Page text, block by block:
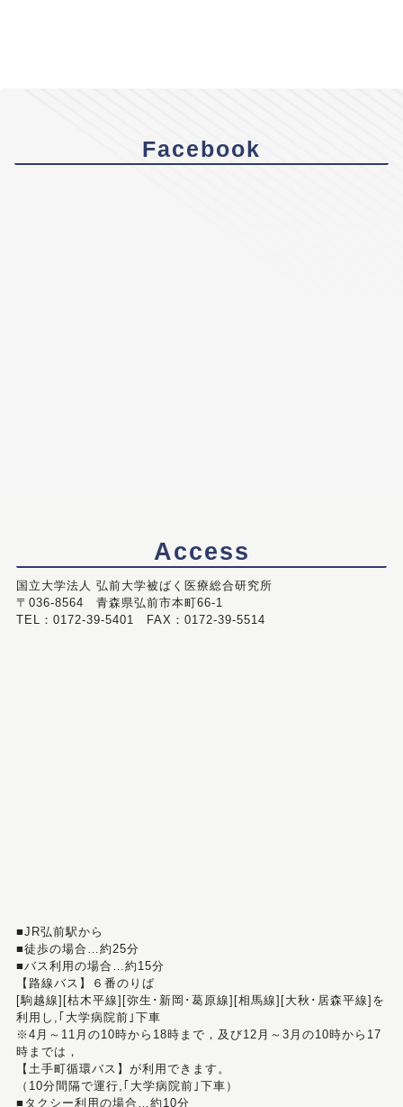
Facebook
Access
国立大学法人 弘前大学被ばく医療総合研究所
〒036-8564 青森県弘前市本町66-1
TEL：0172-39-5401 FAX：0172-39-5514
■JR弘前駅から
■徒歩の場合…約25分
■バス利用の場合…約15分
【路線バス】６番のりば
[駒越線][枯木平線][弥生･新岡･葛原線][相馬線][大秋･居森平線]を
利用し,｢大学病院前｣下車
※4月～11月の10時から18時まで，及び12月～3月の10時から17
時までは，
【土手町循環バス】が利用できます。
（10分間隔で運行,｢大学病院前｣下車）
■タクシー利用の場合…約10分